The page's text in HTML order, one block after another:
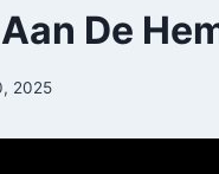
De
2025